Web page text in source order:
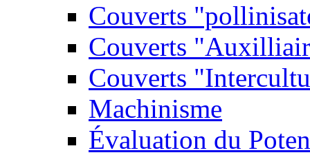
Couverts
Couverts
Couverts
Machinisme
Évaluation du